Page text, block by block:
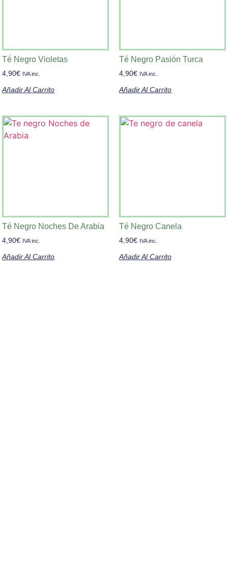
Té Negro Violetas
4,90€ IVA inc.
Añadir Al Carrito
Té Negro Pasión Turca
4,90€ IVA inc.
Añadir Al Carrito
Té Negro Noches De Arabia
4,90€ IVA inc.
Añadir Al Carrito
Té Negro Canela
4,90€ IVA inc.
Añadir Al Carrito